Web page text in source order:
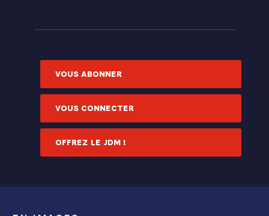
VOUS ABONNER
VOUS CONNECTER
OFFREZ LE JDM !